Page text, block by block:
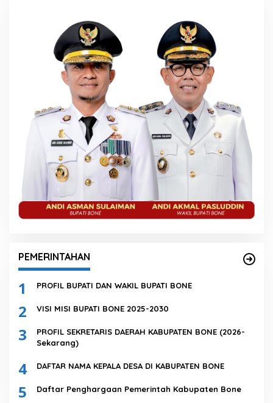
PEMERINTAHAN
1 PROFIL BUPATI DAN WAKIL BUPATI BONE
2 VISI MISI BUPATI BONE 2025-2030
3
PROFIL SEKRETARIS DAERAH KABUPATEN BONE (2026-
Sekarang)
4 DAFTAR NAMA KEPALA DESA DI KABUPATEN BONE
5 Daftar Penghargaan Pemerintah Kabupaten Bone